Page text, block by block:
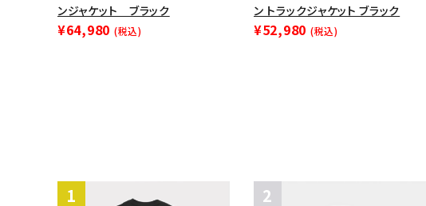
ンジャケット ブラック
¥64,980 (税込)
ン トラックジャケット ブラック
¥52,980 (税込)